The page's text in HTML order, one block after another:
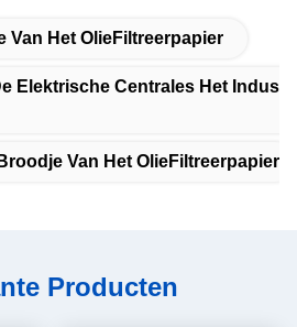
Van Het OlieFiltreerpapier
Elektrische Centrales Het
Van Het OlieFiltreerpapier
Producten